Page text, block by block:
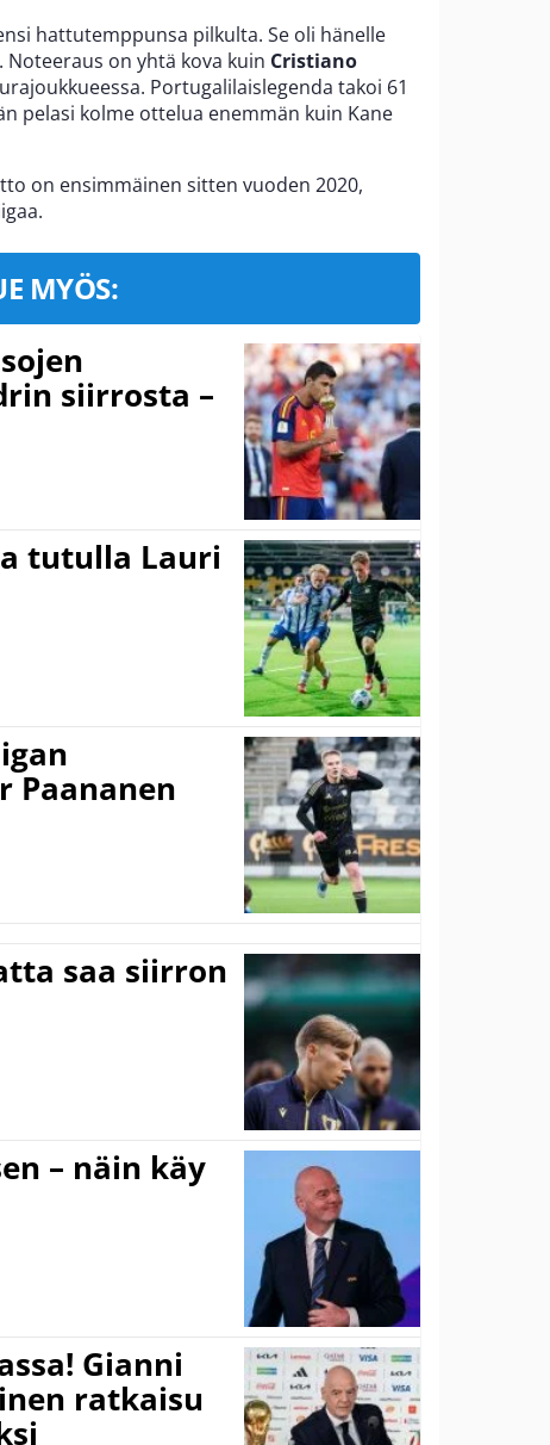
hattutemppunsa pilkulta. Se oli hänelle
Noteeraus on yhtä kova kuin Cristiano
Portugalilaislegenda takoi 61
pelasi kolme ottelua enemmän kuin Kane
on ensimmäinen sitten vuoden 2020,
MYÖS:
siirrosta –
tutulla Lauri
Paananen
saa siirron
– näin käy
Gianni
ratkaisu